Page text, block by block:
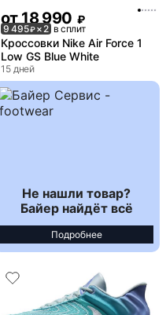
от18 990 ₽
9 495₽× 2 в сплит
Кроссовки Nike Air Force 1
Low GS Blue White
15 дней
Не нашли товар?
Байер найдёт всё
Подробнее